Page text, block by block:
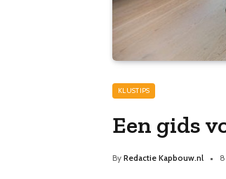
KLUSTIPS
Een gids
By Redactie Kapbouw.nl